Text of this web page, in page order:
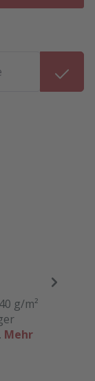
g/m²
Mehr